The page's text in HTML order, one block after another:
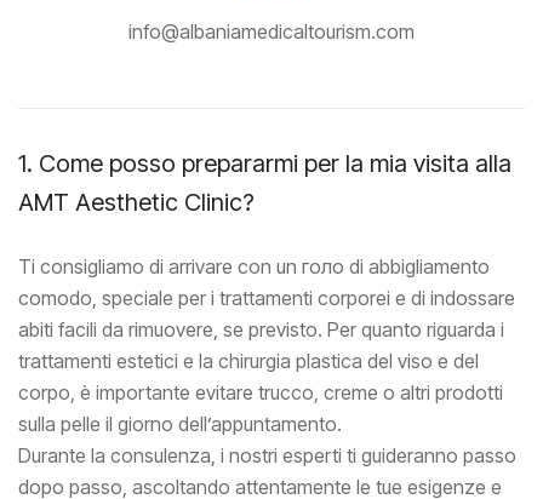
info@albaniamedicaltourism.com
1. Come posso prepararmi per la mia visita alla
AMT Aesthetic Clinic?
Ti consigliamo di arrivare con un голo di abbigliamento
comodo, speciale per i trattamenti corporei e di indossare
abiti facili da rimuovere, se previsto. Per quanto riguarda i
trattamenti estetici e la chirurgia plastica del viso e del
corpo, è importante evitare trucco, creme o altri prodotti
sulla pelle il giorno dell’appuntamento.
Durante la consulenza, i nostri esperti ti guideranno passo
dopo passo, ascoltando attentamente le tue esigenze e